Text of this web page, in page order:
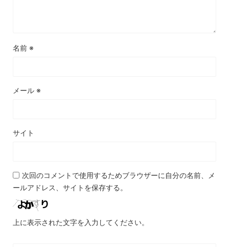
名前 ※
メール ※
サイト
次回のコメントで使用するためブラウザーに自分の名前、メ
ールアドレス、サイトを保存する。
上に表示された文字を入力してください。